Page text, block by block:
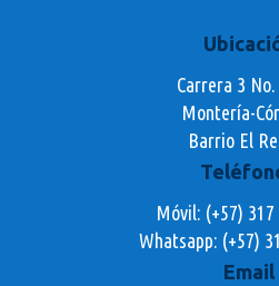
Carrera 3 No.
Montería-
Barrio El
Móvil: (+57) 317
Whatsapp: (+57)
Email